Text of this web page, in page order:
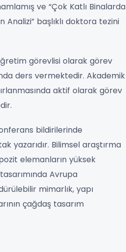
ve “Çok Katlı Binalarda
Analizi” başlıklı doktora tezini
görevlisi olarak görev
ders vermektedir. Akademik
aktif olarak görev
bildirilerinde
yazarıdır. Bilimsel araştırma
elemanların yüksek
Avrupa
mimarlık, yapı
çağdaş tasarım